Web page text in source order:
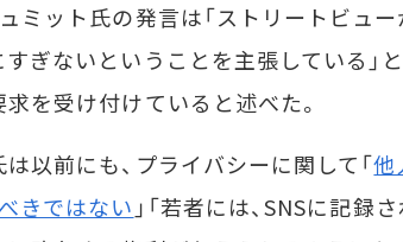
ミット氏の発言は「ストリートビュ
ぎないということを主張している」
を受け付けていると述べた。
以前にも、プライバシーに関して「他
きではない 」「若者には、SNSに記録